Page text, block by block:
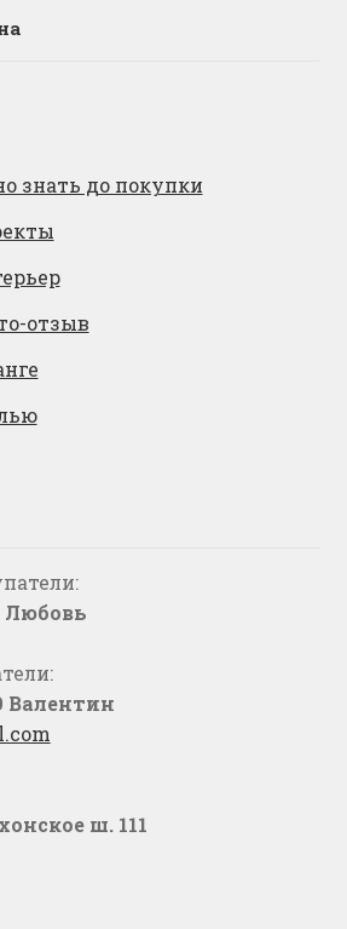
знать до покупки
отзыв
Любовь
Валентин
ш. 111